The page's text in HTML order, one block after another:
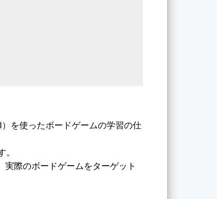
を使ったボードゲームの学習の仕
際のボードゲームをターゲット